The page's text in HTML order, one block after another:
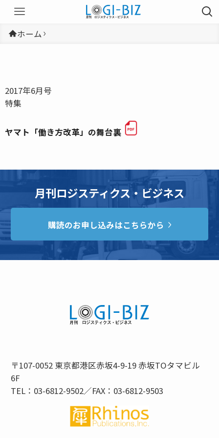
ホーム
2017年6月号
特集
ヤマト「働き方改革」の舞台裏
月刊ロジスティクス・ビジネス
購読のお申し込みはこちらから
〒107-0052 東京都港区赤坂4-9-19 赤坂TOタマビル
6F
TEL：03-6812-9502／FAX：03-6812-9503